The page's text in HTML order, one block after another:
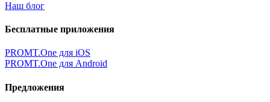
Наш блог
Бесплатные приложения
PROMT.One для iOS
PROMT.One для Android
Предложения